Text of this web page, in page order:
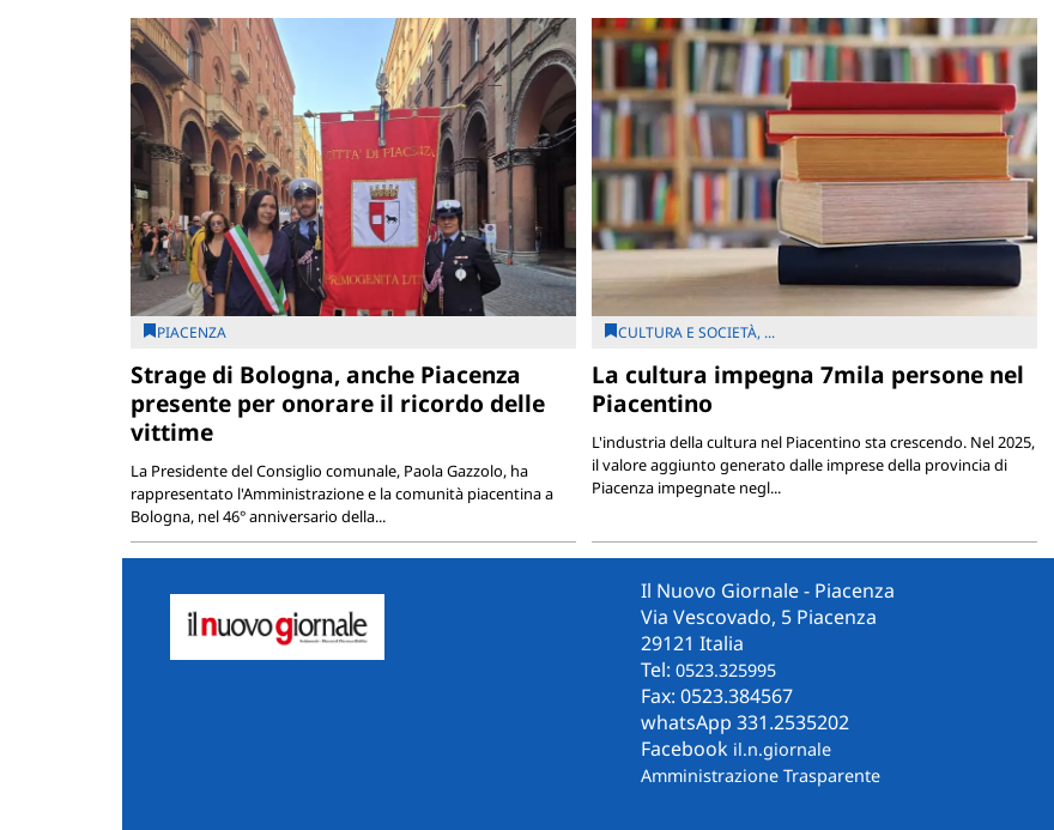
PIACENZA
Strage di Bologna, anche Piacenza
presente per onorare il ricordo delle
vittime
La Presidente del Consiglio comunale, Paola Gazzolo, ha
rappresentato l'Amministrazione e la comunità piacentina a
Bologna, nel 46° anniversario della...
CULTURA E SOCIETÀ, ...
La cultura impegna 7mila persone nel
Piacentino
L'industria della cultura nel Piacentino sta crescendo. Nel 2025,
il valore aggiunto generato dalle imprese della provincia di
Piacenza impegnate negl...
Il Nuovo Giornale - Piacenza
Via Vescovado, 5 Piacenza
29121 Italia
Tel:0523.325995
Fax: 0523.384567
whatsApp 331.2535202
Facebook il.n.giornale
Amministrazione Trasparente